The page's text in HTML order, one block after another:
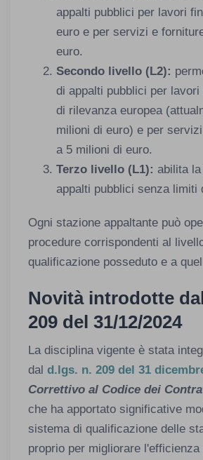
appalti pubblici per lavori
euro e per servizi e
euro.​
Secondo livello (L2):
di appalti pubblici per
di rilevanza europea
milioni di euro) e per
a 5 milioni di euro.​
Terzo livello (L1): abilita
appalti pubblici senza limiti
Ogni stazione appaltante può
procedure corrispondenti al
qualificazione posseduto e a
Novità introdotte
209 del 31/12/2024
La disciplina vigente è stata
dal d.lgs. n. 209 del 31
Correttivo al Codice dei
che ha apportato significative
sistema di qualificazione delle
proprio per migliorare l'efficienza